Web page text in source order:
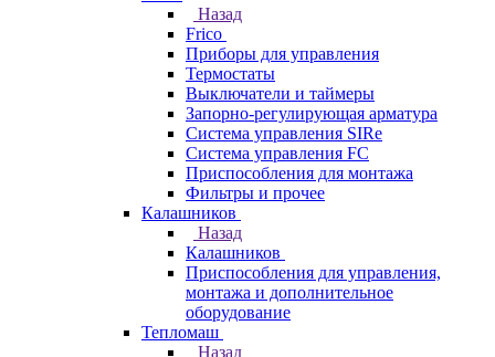
Назад
Frico
Приборы для управления
Термостаты
Выключатели и таймеры
Запорно-регулирующая арматура
Система управления SIRe
Система управления FC
Приспособления для монтажа
Фильтры и прочее
Калашников
Назад
Калашников
Приспособления для управления,
монтажа и дополнительное
оборудование
Тепломаш
Назад